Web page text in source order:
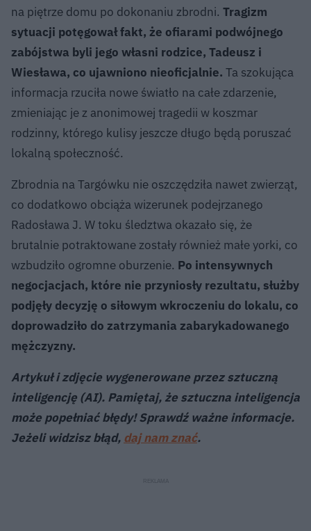
na piętrze domu po dokonaniu zbrodni. Tragizm
sytuacji potęgował fakt, że ofiarami podwójnego
zabójstwa byli jego własni rodzice, Tadeusz i
Wiesława, co ujawniono nieoficjalnie. Ta szokująca
informacja rzuciła nowe światło na całe zdarzenie,
zmieniając je z anonimowej tragedii w koszmar
rodzinny, którego kulisy jeszcze długo będą poruszać
lokalną społeczność.
Zbrodnia na Targówku nie oszczędziła nawet zwierząt,
co dodatkowo obciąża wizerunek podejrzanego
Radosława J. W toku śledztwa okazało się, że
brutalnie potraktowane zostały również małe yorki, co
wzbudziło ogromne oburzenie. Po intensywnych
negocjacjach, które nie przyniosły rezultatu, służby
podjęły decyzję o siłowym wkroczeniu do lokalu, co
doprowadziło do zatrzymania zabarykadowanego
mężczyzny.
Artykuł i zdjęcie wygenerowane przez sztuczną
inteligencję (AI). Pamiętaj, że sztuczna inteligencja
może popełniać błędy! Sprawdź ważne informacje.
Jeżeli widzisz błąd, daj nam znać.